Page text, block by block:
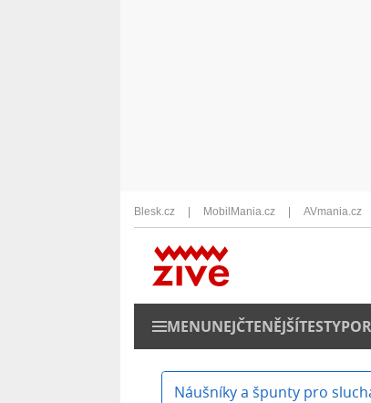
Blesk.cz MobilMania.cz AVmania.cz
MENUNEJČTENĚJŠÍTESTY